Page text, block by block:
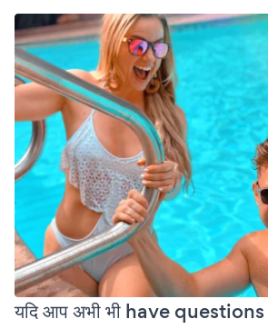
यदि आप अभी भी have questions